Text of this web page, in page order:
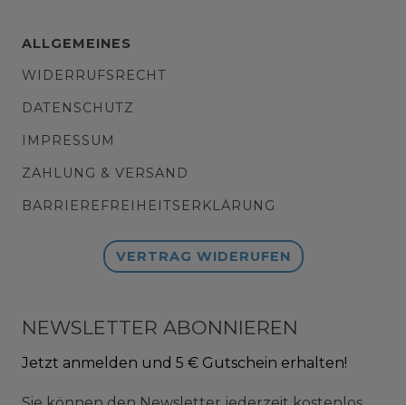
ALLGEMEINES
WIDERRUFSRECHT
DATENSCHUTZ
IMPRESSUM
ZAHLUNG & VERSAND
BARRIEREFREIHEITSERKLÄRUNG
VERTRAG WIDERUFEN
NEWSLETTER ABONNIEREN
Jetzt anmelden und 5 € Gutschein erhalten!